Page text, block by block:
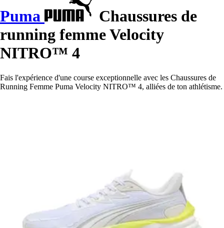
Puma
Chaussures de
running femme Velocity
NITRO™ 4
Fais l'expérience d'une course exceptionnelle avec les Chaussures de
Running Femme Puma Velocity NITRO™ 4, alliées de ton athlétisme.